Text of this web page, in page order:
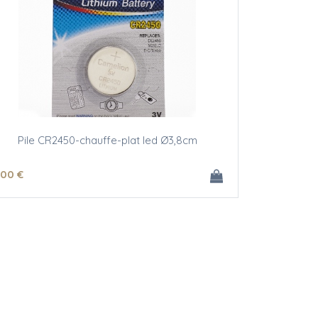
Pile CR2450-chauffe-plat led Ø3,8cm
€